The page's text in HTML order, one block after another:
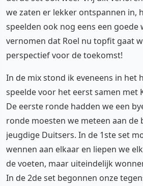
we zaten er lekker ontspannen in,
speelden ook nog eens een goede
vernomen dat Roel nu topfit gaat
perspectief voor de toekomst!
In de mix stond ik eveneens in het
speelde voor het eerst samen met
De eerste ronde hadden we een
ronde moesten we meteen aan de
jeugdige Duitsers. In de 1ste set
wennen aan elkaar en liepen we
de voeten, maar uiteindelijk
In de 2de set begonnen onze